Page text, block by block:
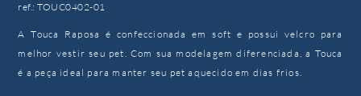
ref.: TOUC0402-01
A Touca Raposa é confeccionada em soft e possui velcro para
melhor vestir seu pet. Com sua modelagem diferenciada, a Touca
é a peça ideal para manter seu pet aquecido em dias frios.